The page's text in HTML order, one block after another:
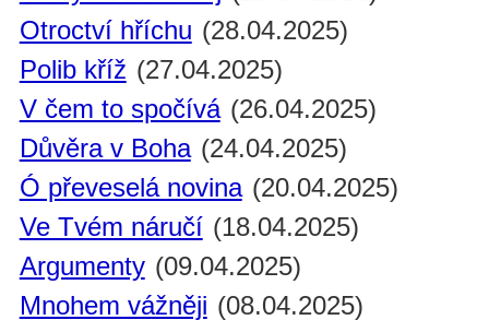
Otroctví hříchu (28.04.2025)
Polib kříž (27.04.2025)
V čem to spočívá (26.04.2025)
Důvěra v Boha (24.04.2025)
Ó převeselá novina (20.04.2025)
Ve Tvém náručí (18.04.2025)
Argumenty (09.04.2025)
Mnohem vážněji (08.04.2025)